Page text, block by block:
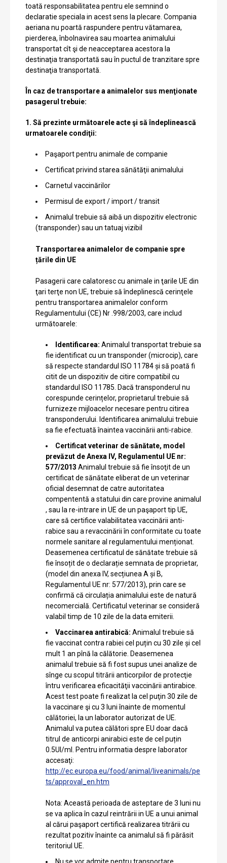
toată responsabilitatea pentru ele semnind o
declaratie speciala in acest sens la plecare. Compania
aeriana nu poartă raspundere pentru vătamarea,
pierderea, înbolnavirea sau moartea animalului
transportat cît şi de neacceptarea acestora la
destinaţia transportată sau în puctul de tranzitare spre
destinaţia transportată.
În caz de transportare a animalelor sus menţionate
pasagerul trebuie:
1. Să prezinte următoarele acte şi să îndeplinească
urmatoarele condiţii:
Paşaport pentru animale de companie
Certificat privind starea sănătăţii animalului
Carnetul vaccinărilor
Permisul de export / import / transit
Animalul trebuie să aibă un dispozitiv electronic
(transponder) sau un tatuaj vizibil
Transportarea animalelor de companie spre
țările din UE
Pasagerii care calatoresc cu animale in ţarile UE din
ţari terţe non UE, trebuie să îndeplinescă cerinţele
pentru transportarea animalelor conform
Regulamentului (CE) Nr .998/2003, care includ
următoarele:
Identificarea: Animalul transportat trebuie sa
fie identificat cu un transponder (microcip), care
să respecte standardul ISO 11784 și să poată fi
citit de un dispozitiv de citire compatibil cu
standardul ISO 11785. Dacă transponderul nu
corespunde cerințelor, proprietarul trebuie să
furnizeze mijloacelor necesare pentru citirea
transponderului. Identificarea animalului trebuie
sa fie efectuată înaintea vaccinării anti-rabice.
Certificat veterinar de sănătate, model
prevăzut de Anexa IV, Regulamentul UE nr:
577/2013 Animalul trebuie să fie însoţit de un
certificat de sănătate eliberat de un veterinar
oficial desemnat de catre autoritatea
compententă a statului din care provine animalul
, sau la re-intrare in UE de un paşaport tip UE,
care să certifice valabilitatea vaccinării anti-
rabice sau a revaccinării în conformitate cu toate
normele sanitare al regulamentului menționat.
Deasemenea certificatul de sănătate trebuie să
fie însoțit de o declarație semnata de proprietar,
(model din anexa IV, secțiunea A și B,
Regulamentul UE nr: 577/2013), prin care se
confirmă că circulația animalului este de natură
necomercială. Certificatul veterinar se consideră
valabil timp de 10 zile de la data emiterii.
Vaccinarea antirabică: Animalul trebuie să
fie vaccinat contra rabiei cel puțin cu 30 zile și cel
mult 1 an pînă la călătorie. Deasemenea
animalul trebuie să fi fost supus unei analize de
sînge cu scopul titrării anticorpilor de protecţie
întru verificarea eficacităţii vaccinării antirabice.
Acest test poate fi realizat la cel puţin 30 zile de
la vaccinare şi cu 3 luni înainte de momentul
călătoriei, la un laborator autorizat de UE.
Animalul va putea călători spre EU doar dacă
titrul de anticorpi anirabici este de cel puțin
0.5UI/ml. Pentru informatia despre laborator
accesaţi:
http://ec.europa.eu/food/animal/liveanimals/pe
ts/approval_en.htm
Nota: Această perioada de asteptare de 3 luni nu
se va aplica în cazul reintrării in UE a unui animal
al cărui paşaport certifică realizarea titrării cu
rezultat pozitiv înainte ca animalul să fi părăsit
teritoriul UE.
Nu se vor admite pentru transportare